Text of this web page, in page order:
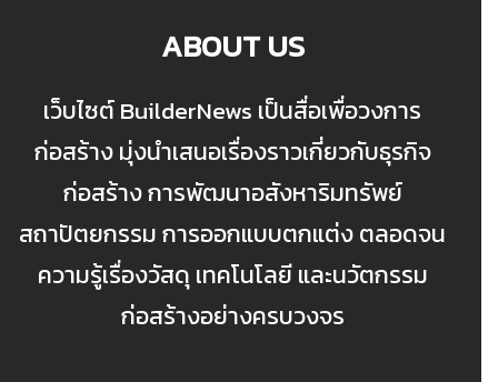
ABOUT US
เว็บไซต์ BuilderNews เป็นสื่อเพื่อวงการ
ก่อสร้าง มุ่งนำเสนอเรื่องราวเกี่ยวกับธุรกิจ
ก่อสร้าง การพัฒนาอสังหาริมทรัพย์
สถาปัตยกรรม การออกแบบตกแต่ง ตลอดจน
ความรู้เรื่องวัสดุ เทคโนโลยี และนวัตกรรม
ก่อสร้างอย่างครบวงจร